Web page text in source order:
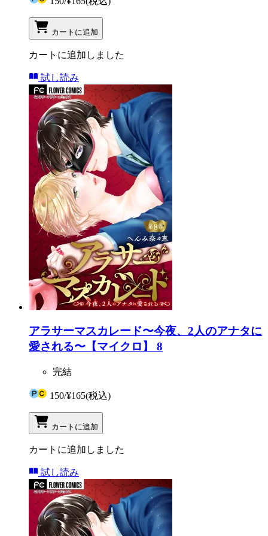
カートに追加
カートに追加しました
試し読み
アラサーマスカレード〜今夜、2人のアナタに
愛される〜【マイクロ】 8
完結
150/¥165(税込)
カートに追加
カートに追加しました
試し読み